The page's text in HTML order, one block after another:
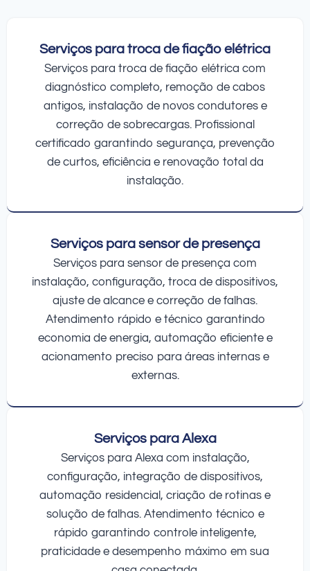
Serviços para troca de fiação elétrica
Serviços para troca de fiação elétrica com
diagnóstico completo, remoção de cabos
antigos, instalação de novos condutores e
correção de sobrecargas. Profissional
certificado garantindo segurança, prevenção
de curtos, eficiência e renovação total da
instalação.
Serviços para sensor de presença
Serviços para sensor de presença com
instalação, configuração, troca de dispositivos,
ajuste de alcance e correção de falhas.
Atendimento rápido e técnico garantindo
economia de energia, automação eficiente e
acionamento preciso para áreas internas e
externas.
Serviços para Alexa
Serviços para Alexa com instalação,
configuração, integração de dispositivos,
automação residencial, criação de rotinas e
solução de falhas. Atendimento técnico e
rápido garantindo controle inteligente,
praticidade e desempenho máximo em sua